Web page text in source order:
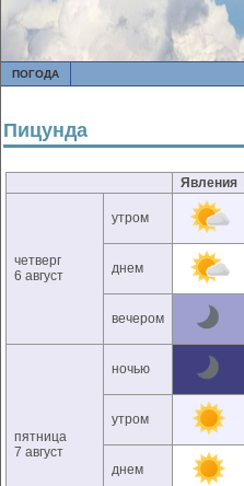
ПОГОДА
Пицунда
Явления
четверг
6 август
утром
днем
вечером
пятница
7 август
ночью
утром
днем